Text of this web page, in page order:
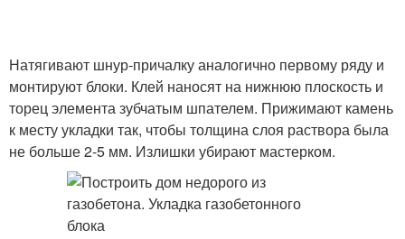
Натягивают шнур-причалку аналогично первому ряду и
монтируют блоки. Клей наносят на нижнюю плоскость и
торец элемента зубчатым шпателем. Прижимают камень
к месту укладки так, чтобы толщина слоя раствора была
не больше 2-5 мм. Излишки убирают мастерком.